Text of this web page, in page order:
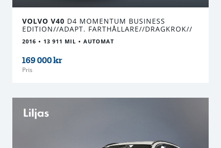
VOLVO V40 D4 MOMENTUM BUSINESS
EDITION//ADAPT. FARTHÅLLARE//DRAGKROK//
2016 13 911 MIL AUTOMAT
169 000 kr
Pris